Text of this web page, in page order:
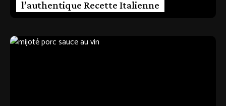
l’authentique Recette Italienne